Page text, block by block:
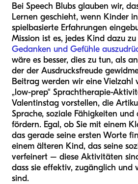
Bei Speech Blubs glauben wir,
Lernen geschieht, wenn Kinder
spielbasierte Erfahrungen
Mission ist es, jedes Kind dazu
Gedanken und Gefühle
wäre es besser, dies zu tun, als
der der Ausdrucksfreude
Beitrag werden wir eine Vielzahl
„low-prep“ Sprachtherapie-
Valentinstag vorstellen, die
Sprache, soziale Fähigkeiten
fördern. Egal, ob Sie mit einem
das gerade seine ersten Worte
einem älteren Kind, das seine
verfeinert – diese Aktivitäten
dass sie effektiv, zugänglich und
sind.